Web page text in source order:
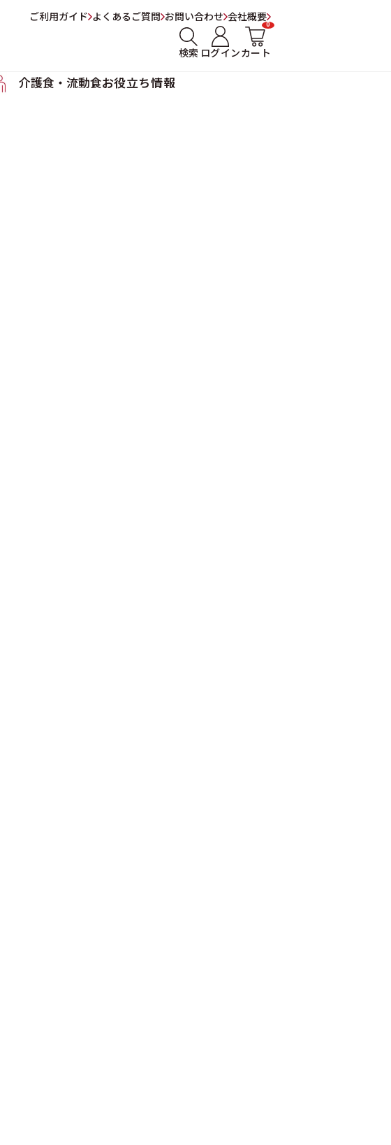
ご利用ガイド よくあるご質問 お問い合わせ 会社概要
検索 ログインカート
0
介護食・流動食お役立ち情報